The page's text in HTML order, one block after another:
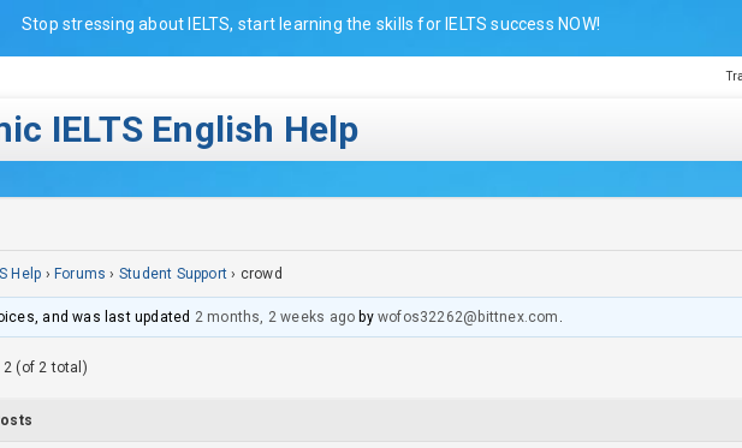
Stop stressing about IELTS, start learning the skills for IELTS success NOW!
IELTS English Help
Help › Forums › Student Support › crowd
and was last updated 2 months, 2 weeks ago bywofos32262@bittnex.com .
(of 2 total)